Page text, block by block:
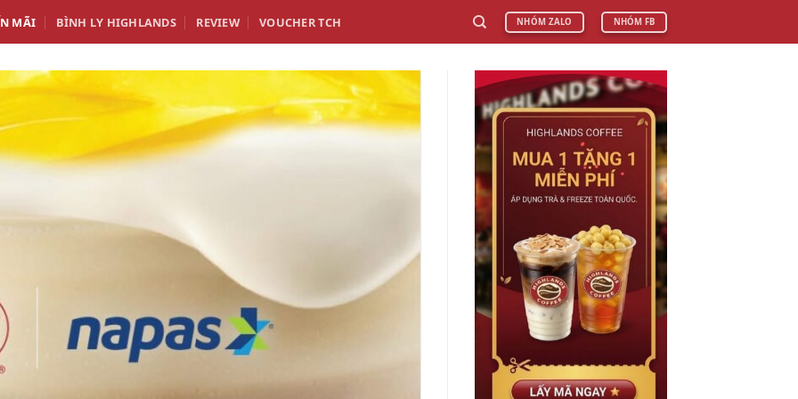
MÃI BÌNH LY HIGHLANDS REVIEW VOUCHER TCH NHÓM ZALO NHÓM FB